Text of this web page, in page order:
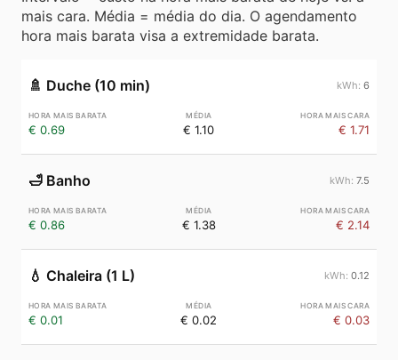
mais cara. Média = média do dia. O agendamento
hora mais barata visa a extremidade barata.
🚿 Duche (10 min) 6
€ 0.69 € 1.10 € 1.71
🛁 Banho 7.5
€ 0.86 € 1.38 € 2.14
💧 Chaleira (1 L) 0.12
€ 0.01 € 0.02 € 0.03